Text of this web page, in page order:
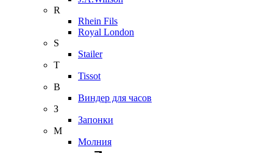
R
Rhein Fils
Royal London
S
Stailer
T
Tissot
В
Виндер для часов
З
Запонки
М
Молния